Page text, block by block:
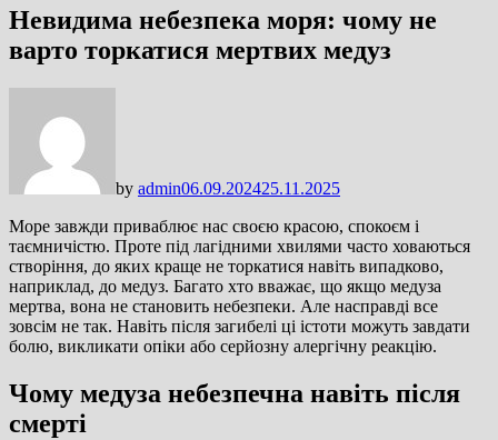
Невидима небезпека моря: чому не
варто торкатися мертвих медуз
by admin06.09.202425.11.2025
Море завжди приваблює нас своєю красою, спокоєм і
таємничістю. Проте під лагідними хвилями часто ховаються
створіння, до яких краще не торкатися навіть випадково,
наприклад, до медуз. Багато хто вважає, що якщо медуза
мертва, вона не становить небезпеки. Але насправді все
зовсім не так. Навіть після загибелі ці істоти можуть завдати
болю, викликати опіки або серйозну алергічну реакцію.
Чому медуза небезпечна навіть після
смерті